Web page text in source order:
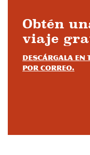
Obtén
viaje
Descárgala
por correo.